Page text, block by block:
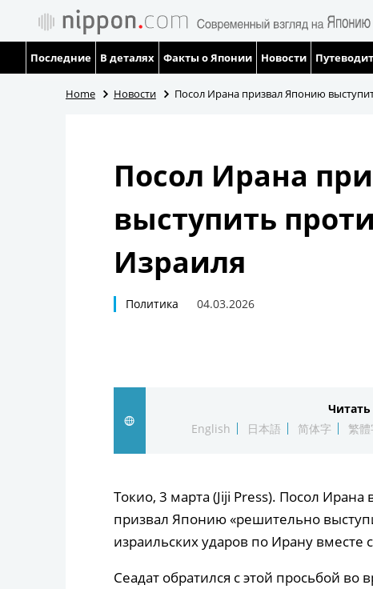
Последние В деталях Факты о Японии Новости
Home Новости Посол Ирана призвал Японию
Посол Ирана
выступить
Израиля
Политика 04.03.2026
English
日本語 简体字 繁體
Токио, 3 марта (Jiji Press). Посол
призвал Японию «решительно
израильских ударов по Ирану
Сеадат обратился с этой просьбой